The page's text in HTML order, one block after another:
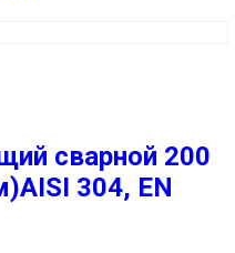
сварной 200
304, EN